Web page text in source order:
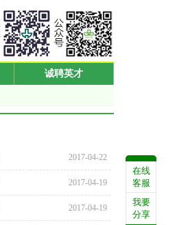
诚聘英才
2017-04-22
2017-04-19
2017-04-19
在线
客服
我要
分享